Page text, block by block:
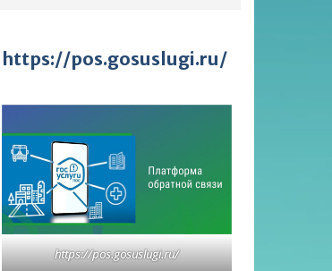
https://pos.gosuslugi.ru/
https://pos.gosuslugi.ru/